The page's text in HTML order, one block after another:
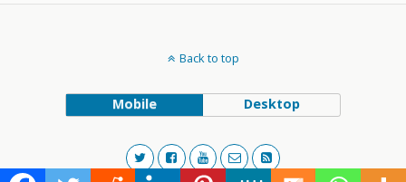
Back to top
Mobile Desktop